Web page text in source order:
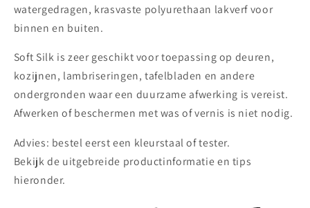
watergedragen, krasvaste polyurethaan lakverf voor
binnen en buiten.
Soft Silk is zeer geschikt voor toepassing op deuren,
kozijnen, lambriseringen, tafelbladen en andere
ondergronden waar een duurzame afwerking is vereist.
Afwerken of beschermen met was of vernis is niet nodig.
Advies: bestel eerst een kleurstaal of tester.
Bekijk de uitgebreide productinformatie en tips
hieronder.